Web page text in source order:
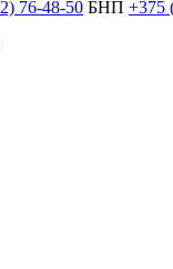
76-48-50 БНП +375